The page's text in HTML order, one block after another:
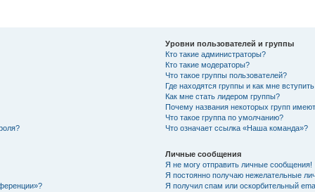
Уровни пользователей и группы
Кто такие администраторы?
Кто такие модераторы?
Что такое группы пользователей?
Где находятся группы и как мне
Как мне стать лидером группы?
Почему названия некоторых групп
Что такое группа по умолчанию?
Что означает ссылка «Наша команда»?
Личные сообщения
Я не могу отправить личные сообщения!
Я постоянно получаю нежелательные
Я получил спам или оскорбительный